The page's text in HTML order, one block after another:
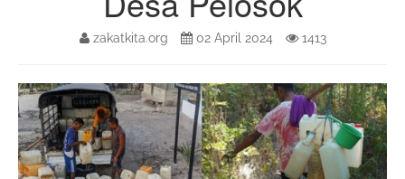
zakatkita.org 02 April 2024 1413